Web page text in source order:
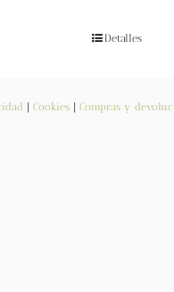
Detalles
Cookies| Compras y